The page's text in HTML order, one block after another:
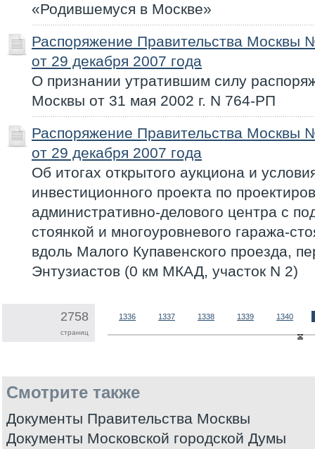
«Родившемуся в Москве»
Распоряжение Правительства Москвы
от 29 декабря 2007 года
О признании утратившим силу
Москвы от 31 мая 2002 г. N 764-РП
Распоряжение Правительства Москвы
от 29 декабря 2007 года
Об итогах открытого аукциона и
инвестиционного проекта по
административно-делового центра с
стоянкой и многоуровневого гаража-
вдоль Малого Купавенского проезда,
Энтузиастов (0 км МКАД, участок N 2)
2758
страниц
1336 1337 1338 1339 1340
Смотрите также
Документы Правительства Москвы
Документы Московской городской Думы